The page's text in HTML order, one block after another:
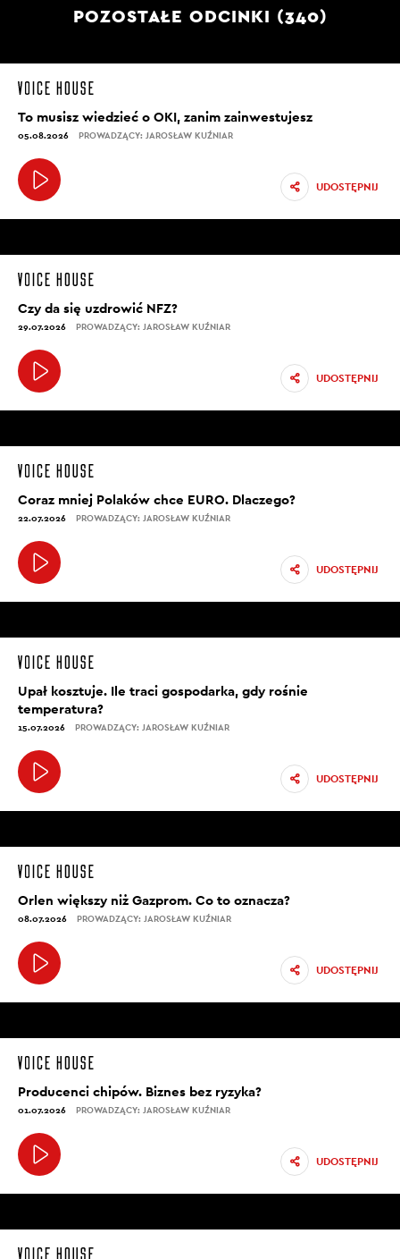
POZOSTAŁE ODCINKI (340)
To musisz wiedzieć o OKI, zanim zainwestujesz
05.08.2026 PROWADZĄCY: JAROSŁAW KUŹNIAR
UDOSTĘPNIJ
Czy da się uzdrowić NFZ?
29.07.2026 PROWADZĄCY: JAROSŁAW KUŹNIAR
UDOSTĘPNIJ
Coraz mniej Polaków chce EURO. Dlaczego?
22.07.2026 PROWADZĄCY: JAROSŁAW KUŹNIAR
UDOSTĘPNIJ
Upał kosztuje. Ile traci gospodarka, gdy rośnie
temperatura?
15.07.2026 PROWADZĄCY: JAROSŁAW KUŹNIAR
UDOSTĘPNIJ
Orlen większy niż Gazprom. Co to oznacza?
08.07.2026 PROWADZĄCY: JAROSŁAW KUŹNIAR
UDOSTĘPNIJ
Producenci chipów. Biznes bez ryzyka?
01.07.2026 PROWADZĄCY: JAROSŁAW KUŹNIAR
UDOSTĘPNIJ